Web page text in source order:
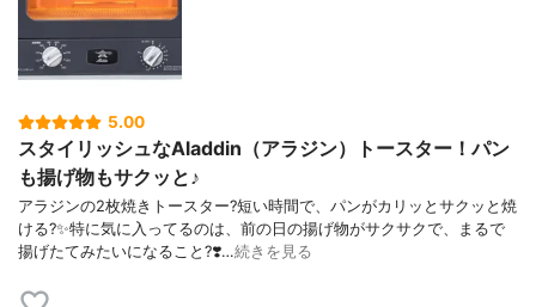
5.00
スタイリッシュなAladdin（アラジン）トースター！パン
も揚げ物もサクッと♪
アラジンの2枚焼きトースター?短い時間で、パンがカリッとサクッと焼
ける?✨特に気に入ってるのは、前の日の揚げ物がサクサクで、まるで
揚げたてみたいになること?❣️…続きを見る